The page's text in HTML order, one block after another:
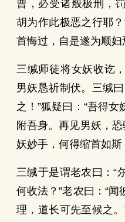
曹，必受诸般极刑，
胡为作此极恶之行耶
首悔过，自是遂为顺妇
三缄师徒将女妖收讫
男妖恳祈制伏。三缄
之！”狐疑曰：“吾得
附吾身。再见男妖，
妖妙手，何得缩首如斯
三缄于是谓老农曰：“
何收法？”老农曰：“
理，道长可先至候之